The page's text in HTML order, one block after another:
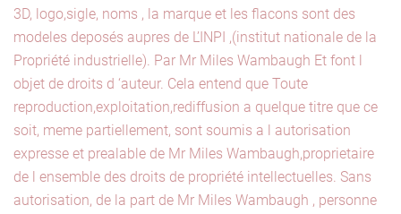
3D, logo,sigle, noms , la marque et les flacons sont des
modeles deposés aupres de L’INPI ,(institut nationale de la
Propriété industrielle). Par Mr Miles Wambaugh Et font l
objet de droits d ‘auteur. Cela entend que Toute
reproduction,exploitation,rediffusion a quelque titre que ce
soit, meme partiellement, sont soumis a l autorisation
expresse et prealable de Mr Miles Wambaugh,proprietaire
de l ensemble des droits de propriété intellectuelles. Sans
autorisation, de la part de Mr Miles Wambaugh , personne